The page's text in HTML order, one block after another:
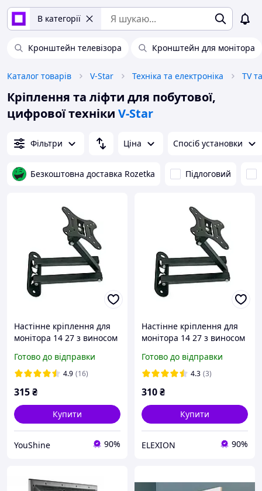
В категорії
Кронштейн телевізора Кронштейн для монітора
Каталог товарів V-Star Техніка та електроніка TV
Кріплення та ліфти для побутової,
цифрової техніки V-Star
Фільтри Ціна Спосіб установки
Безкоштовна доставка Rozetka Підлоговий
Настінне кріплення для
монітора 14 27 з виносом
Кронштейн для ТВ/
Поворотне кріплення для
Готово до відправки
4.9 (16)
315₴
Купити
YouShine 90%
Настінне кріплення для
монітора 14 27 з виносом
Кронштейн для ТВ/
Поворотне кріплення для
Готово до відправки
4.3 (3)
310₴
Купити
ELEXION 90%